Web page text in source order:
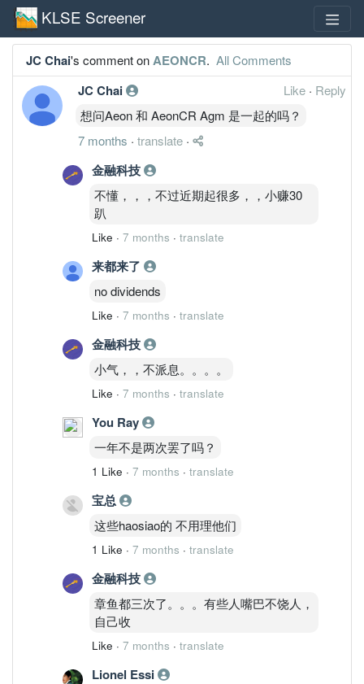
KLSE Screener
JC Chai's comment onAEONCR. All Comments
JC Chai Like · Reply
想问Aeon 和 AeonCR Agm 是一起的吗？
7 months · translate ·
金融科技
不懂，，，不过近期起很多，，小赚30
趴
Like · 7 months · translate
来都来了
no dividends
Like · 7 months · translate
金融科技
小气，，不派息。。。。
Like · 7 months · translate
You Ray
一年不是两次罢了吗？
1 Like · 7 months · translate
宝总
这些haosiao的 不用理他们
1 Like · 7 months · translate
金融科技
章鱼都三次了。。。有些人嘴巴不饶人，
自己收
Like · 7 months · translate
Lionel Essi